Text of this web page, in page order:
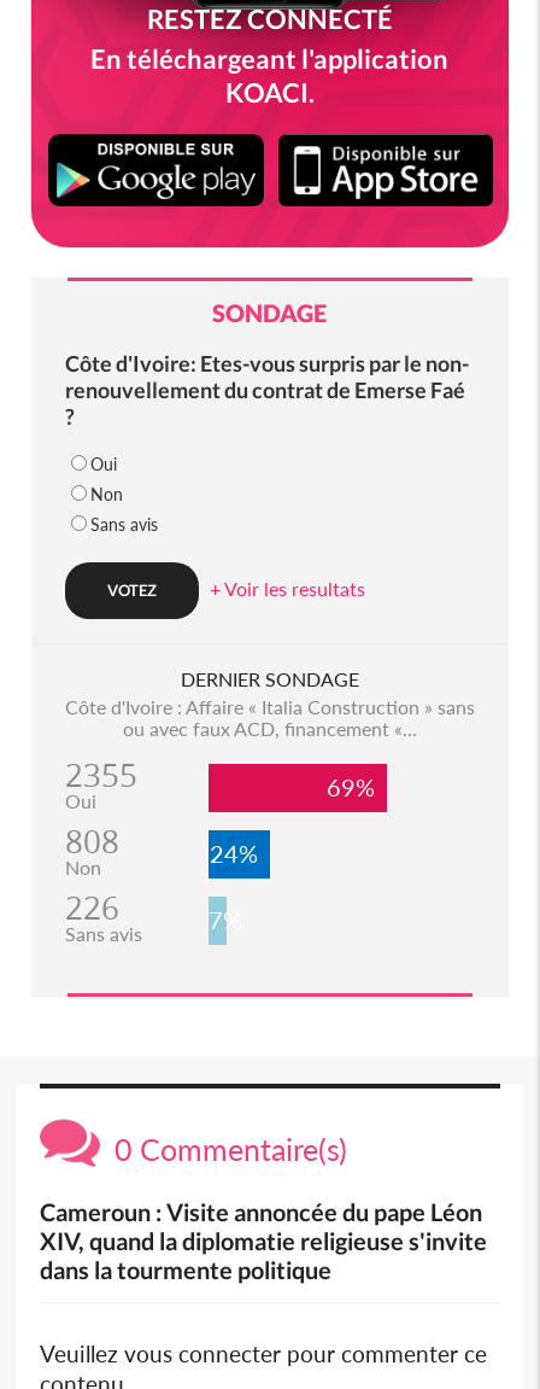
RESTEZ CONNECTÉ
En téléchargeant l'application
KOACI.
SONDAGE
Côte d'Ivoire: Etes-vous surpris par le non-
renouvellement du contrat de Emerse Faé
?
Oui
Non
Sans avis
+ Voir les resultats
DERNIER SONDAGE
Côte d'Ivoire : Affaire « Italia Construction » sans
ou avec faux ACD, financement «...
2355
Oui 69%
808
Non 24%
226
Sans avis 7%
0 Commentaire(s)
Cameroun : Visite annoncée du pape Léon
XIV, quand la diplomatie religieuse s'invite
dans la tourmente politique
Veuillez vous connecter pour commenter ce